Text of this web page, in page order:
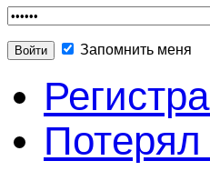
Запомнить меня